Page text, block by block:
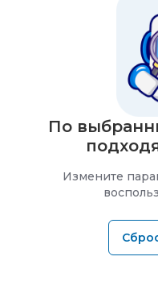
По
Измените